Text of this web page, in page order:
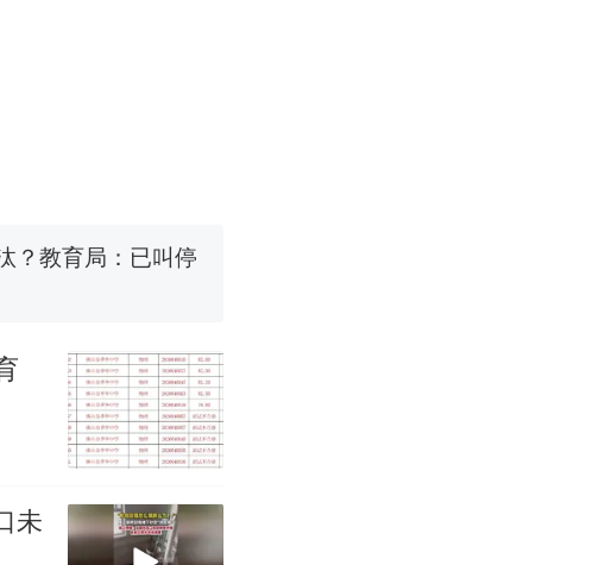
家”改写了人生
震惊 （视频来源：
？教育局：已叫停
家”改写了人生
未